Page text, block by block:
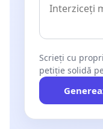
Scrieți cu
petiție solidă